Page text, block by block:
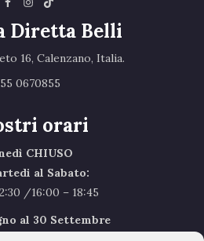
Diretta Belli
16, Calenzano, Italia.‎
0670855
orari
CHIUSO
al Sabato:
/16:00 – 18:45
al 30 Settembre